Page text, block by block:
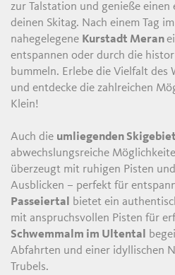
zur Talstation und genieße
deinen Skitag. Nach einem Tag
nahegelegene Kurstadt Meran
entspannen oder durch die
bummeln. Erlebe die Vielfalt des
und entdecke die zahlreichen
Klein!
Auch die umliegenden
abwechslungsreiche
überzeugt mit ruhigen Pisten
Ausblicken – perfekt für
Passeiertal
bietet ein
mit anspruchsvollen Pisten für
Schwemmalm im Ultental
Abfahrten und einer idyllischen
Trubels.